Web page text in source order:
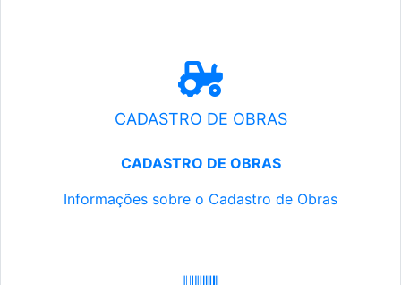
CADASTRO DE OBRAS
CADASTRO DE OBRAS
Informações sobre o Cadastro de Obras